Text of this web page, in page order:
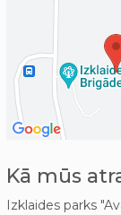
Kā mūs
Izklaides parks